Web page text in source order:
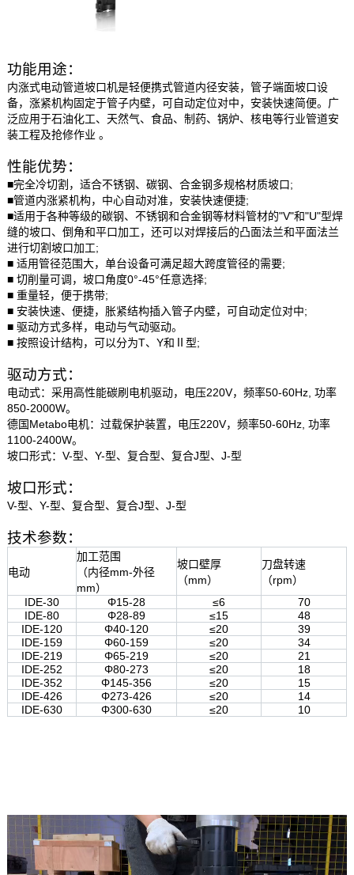
功能用途：
内涨式电动管道坡口机是轻便携式管道内径安装，管子端面坡口设
备，涨紧机构固定于管子内壁，可自动定位对中，安装快速简便。广
泛应用于石油化工、天然气、食品、制药、锅炉、核电等行业管道安
装工程及抢修作业 。
性能优势：
■完全冷切割，适合不锈钢、碳钢、合金钢多规格材质坡口;
■管道内涨紧机构，中心自动对准，安装快速便捷;
■适用于各种等级的碳钢、不锈钢和合金钢等材料管材的"V"和"U"型焊
缝的坡口、倒角和平口加工，还可以对焊接后的凸面法兰和平面法兰
进行切割坡口加工;
■ 适用管径范围大，单台设备可满足超大跨度管径的需要;
■ 切削量可调，坡口角度0°-45°任意选择;
■ 重量轻，便于携带;
■ 安装快速、便捷，胀紧结构插入管子内壁，可自动定位对中;
■ 驱动方式多样，电动与气动驱动。
■ 按照设计结构，可以分为T、Y和Ⅱ型;
驱动方式：
电动式：采用高性能碳刷电机驱动，电压220V，频率50-60Hz, 功率
850-2000W。
德国Metabo电机：过载保护装置，电压220V，频率50-60Hz, 功率
1100-2400W。
坡口形式： V-型、Y-型、复合型、复合J型、J-型
坡口形式：
V-型、Y-型、复合型、复合J型、J-型
技术参数：
电动
加工范围
（内径mm-外径
mm）
坡口壁厚
（mm）
刀盘转速
（rpm）
IDE-30
Φ15-28 ≤6
70
IDE-80
Φ28-89 ≤15
48
IDE-120
Φ40-120 ≤20
39
IDE-159
Φ60-159 ≤20
34
IDE-219
Φ65-219 ≤20
21
IDE-252
Φ80-273 ≤20
18
IDE-352
Φ145-356 ≤20
15
IDE-426
Φ273-426 ≤20
14
IDE-630
Φ300-630 ≤20 10